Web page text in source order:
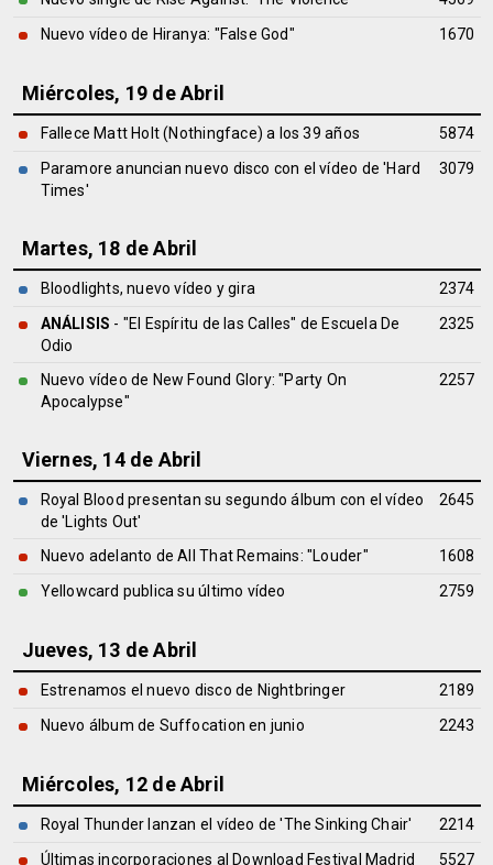
Nuevo vídeo de Hiranya: "False God"
1670
Miércoles, 19 de Abril
Fallece Matt Holt (Nothingface) a los 39 años
5874
Paramore anuncian nuevo disco con el vídeo de 'Hard
Times'
3079
Martes, 18 de Abril
Bloodlights, nuevo vídeo y gira
2374
ANÁLISIS - "El Espíritu de las Calles" de Escuela De
Odio
2325
Nuevo vídeo de New Found Glory: "Party On
Apocalypse"
2257
Viernes, 14 de Abril
Royal Blood presentan su segundo álbum con el vídeo
de 'Lights Out'
2645
Nuevo adelanto de All That Remains: "Louder"
1608
Yellowcard publica su último vídeo
2759
Jueves, 13 de Abril
Estrenamos el nuevo disco de Nightbringer
2189
Nuevo álbum de Suffocation en junio
2243
Miércoles, 12 de Abril
Royal Thunder lanzan el vídeo de 'The Sinking Chair'
2214
Últimas incorporaciones al Download Festival Madrid
5527